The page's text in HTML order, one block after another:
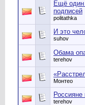
Ещё один
подписей
politathka
И это
suhov
Обама
terehov
Монтео
terehov